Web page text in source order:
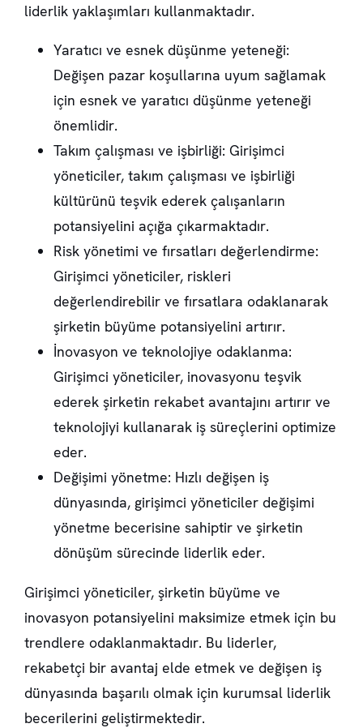
liderlik yaklaşımları kullanmaktadır.
Yaratıcı ve esnek düşünme yeteneği:
Değişen pazar koşullarına uyum sağlamak
için esnek ve yaratıcı düşünme yeteneği
önemlidir.
Takım çalışması ve işbirliği: Girişimci
yöneticiler, takım çalışması ve işbirliği
kültürünü teşvik ederek çalışanların
potansiyelini açığa çıkarmaktadır.
Risk yönetimi ve fırsatları değerlendirme:
Girişimci yöneticiler, riskleri
değerlendirebilir ve fırsatlara odaklanarak
şirketin büyüme potansiyelini artırır.
İnovasyon ve teknolojiye odaklanma:
Girişimci yöneticiler, inovasyonu teşvik
ederek şirketin rekabet avantajını artırır ve
teknolojiyi kullanarak iş süreçlerini optimize
eder.
Değişimi yönetme: Hızlı değişen iş
dünyasında, girişimci yöneticiler değişimi
yönetme becerisine sahiptir ve şirketin
dönüşüm sürecinde liderlik eder.
Girişimci yöneticiler, şirketin büyüme ve
inovasyon potansiyelini maksimize etmek için bu
trendlere odaklanmaktadır. Bu liderler,
rekabetçi bir avantaj elde etmek ve değişen iş
dünyasında başarılı olmak için kurumsal liderlik
becerilerini geliştirmektedir.